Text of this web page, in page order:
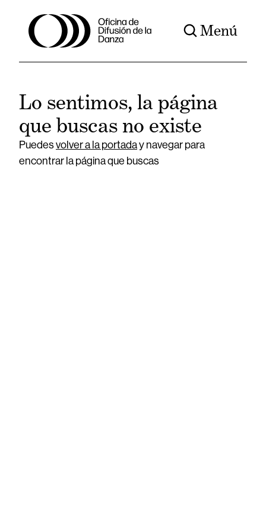
Menú
Lo sentimos, la página
que buscas no existe
Puedesvolver a la portaday navegar para
encontrar la página que buscas